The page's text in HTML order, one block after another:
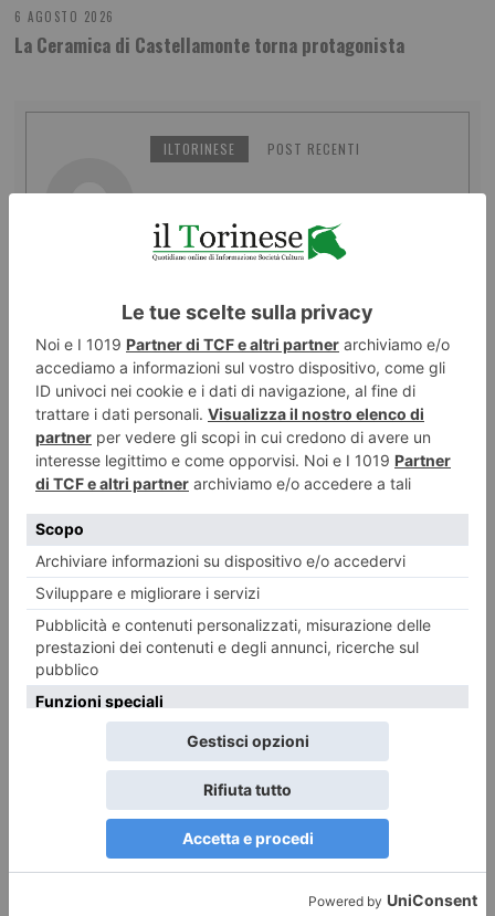
6 AGOSTO 2026
La Ceramica di Castellamonte torna protagonista
ILTORINESE POST RECENTI
LASCIA UN COMMENTO